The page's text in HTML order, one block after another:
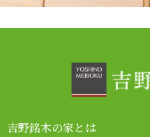
吉野銘木の家とは